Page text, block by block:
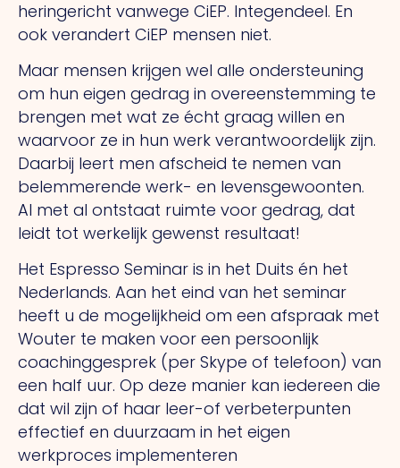
heringericht vanwege CiEP. Integendeel. En
ook verandert CiEP mensen niet.
Maar mensen krijgen wel alle ondersteuning
om hun eigen gedrag in overeenstemming te
brengen met wat ze écht graag willen en
waarvoor ze in hun werk verantwoordelijk zijn.
Daarbij leert men afscheid te nemen van
belemmerende werk- en levensgewoonten.
Al met al ontstaat ruimte voor gedrag, dat
leidt tot werkelijk gewenst resultaat!
Het Espresso Seminar is in het Duits én het
Nederlands. Aan het eind van het seminar
heeft u de mogelijkheid om een afspraak met
Wouter te maken voor een persoonlijk
coachinggesprek (per Skype of telefoon) van
een half uur. Op deze manier kan iedereen die
dat wil zijn of haar leer-of verbeterpunten
effectief en duurzaam in het eigen
werkproces implementeren